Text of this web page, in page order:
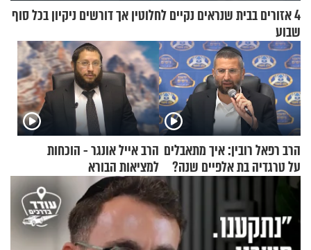
4 אזורים בבית שנראים נקיים לחלוטין אך דורשים ניקיון בכל סוף
שבוע
הרב רפאל רובין: איך מתאבלים
על טרגדיה בת אלפיים שנה?
הרב אייל אונגר - הוכחות
למציאות הבורא